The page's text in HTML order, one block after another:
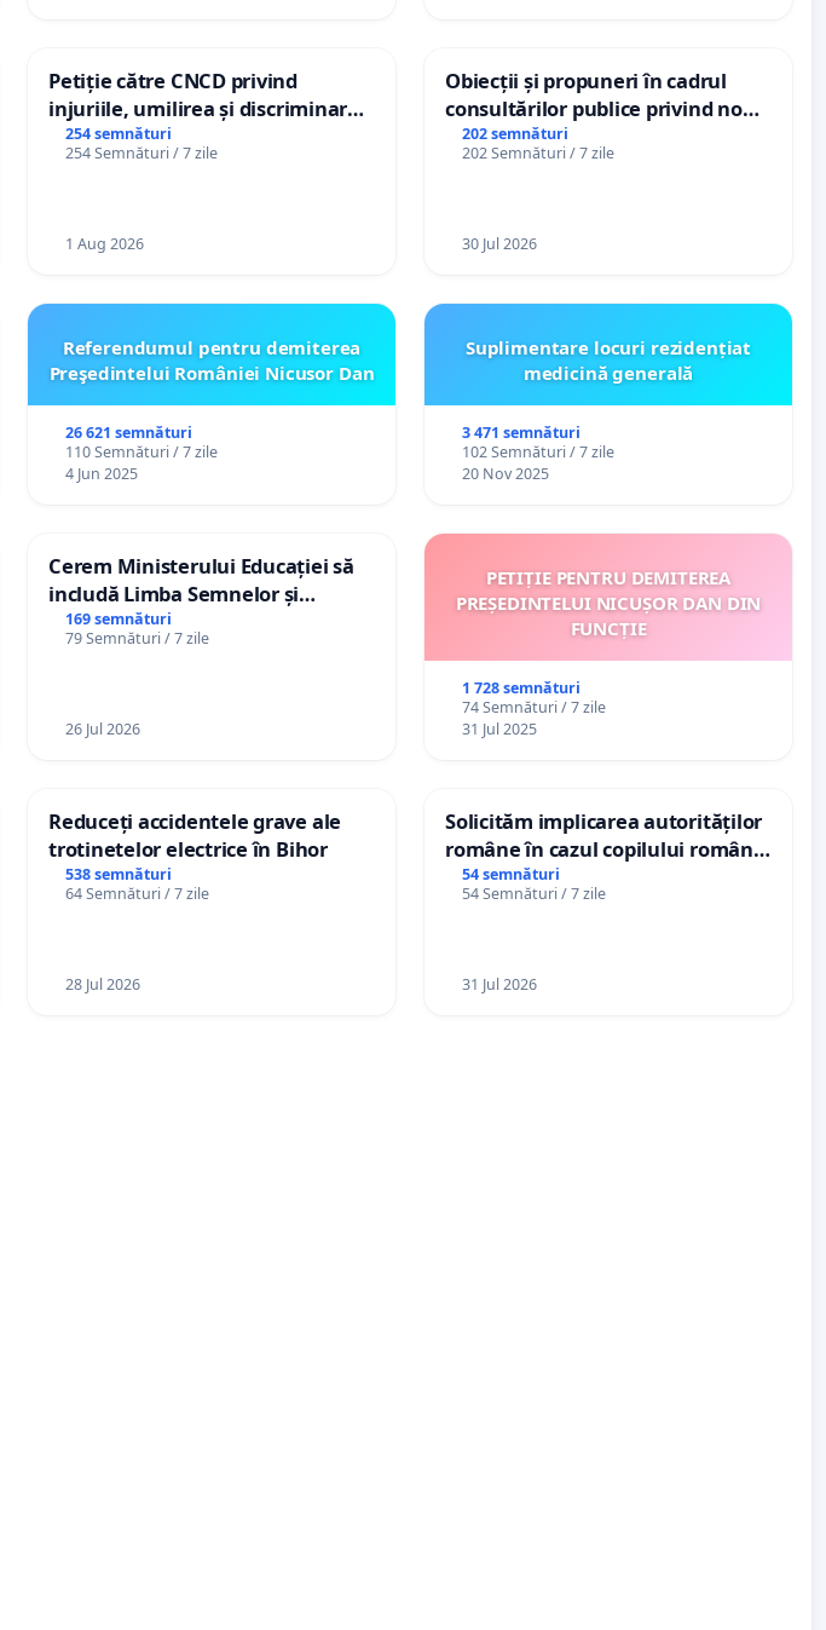
Petiție către CNCD privind
injuriile, umilirea și discriminarea
persoanelor cu dizabilități de
către utilizatorul TikTok „Gorici”
254 semnături
254 Semnături / 7 zile
1 Aug 2026
Obiecții și propuneri în cadrul
consultărilor publice privind noul
Plan Urbanistic General (PUG)
Ialoveni
202 semnături
202 Semnături / 7 zile
30 Jul 2026
Referendumul pentru demiterea
Preşedintelui României Nicusor Dan
26 621 semnături
110 Semnături / 7 zile
4 Jun 2025
Suplimentare locuri rezidențiat
medicină generală
3 471 semnături
102 Semnături / 7 zile
20 Nov 2025
Cerem Ministerului Educației să
includă Limba Semnelor și
alfabetul Braille în școlile din
Republica Moldova!
169 semnături
79 Semnături / 7 zile
26 Jul 2026
PETIȚIE PENTRU DEMITEREA
PREȘEDINTELUI NICUȘOR DAN DIN
FUNCȚIE
1 728 semnături
74 Semnături / 7 zile
31 Jul 2025
Reduceți accidentele grave ale
trotinetelor electrice în Bihor
538 semnături
64 Semnături / 7 zile
28 Jul 2026
Solicităm implicarea autorităților
române în cazul copilului român
Wiliam Kristian Gheorghe, aflat în
plasament în Danemarca de 12
54 semnături
54 Semnături / 7 zile
31 Jul 2026